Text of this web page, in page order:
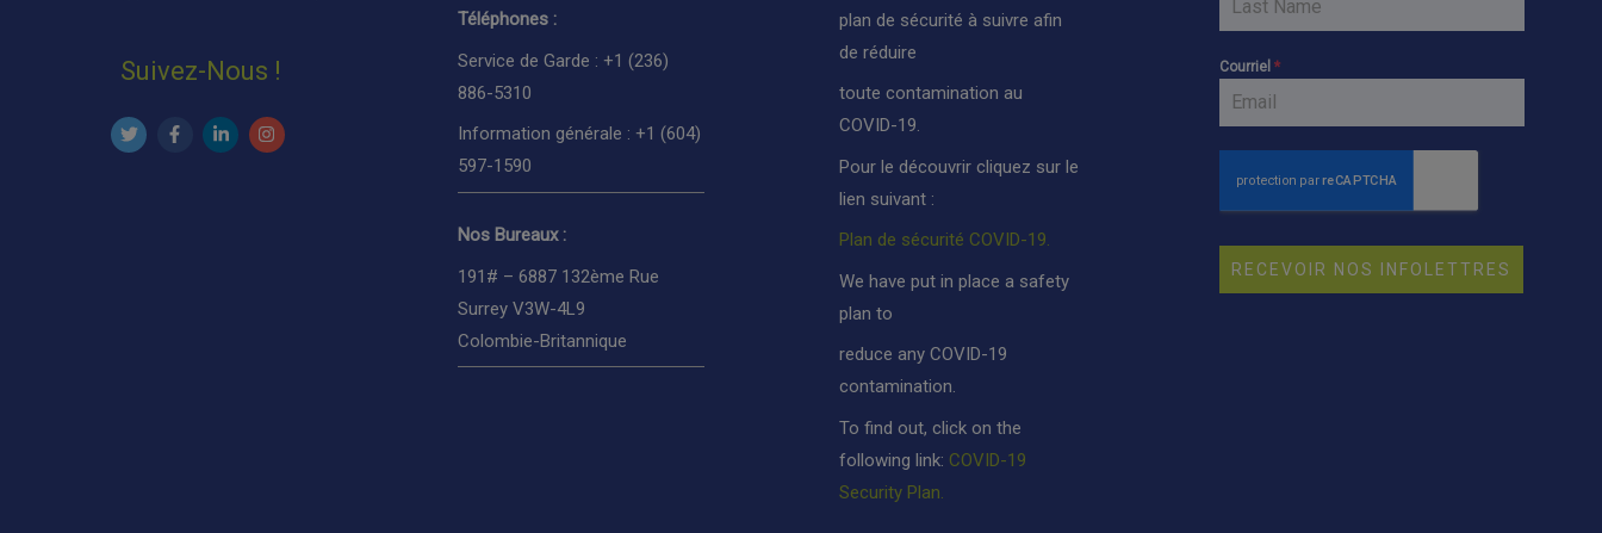
Suivez-Nous !
Téléphones :
Service de Garde : +1 (236)
886-5310
Information générale : +1 (604)
597-1590
Nos Bureaux :
191# – 6887 132ème Rue
Surrey V3W-4L9
Colombie-Britannique
plan de sécurité à suivre afin
de réduire
toute contamination au
COVID-19.
Pour le découvrir cliquez sur le
lien suivant :
Plan de sécurité COVID-19.
We have put in place a safety
plan to
reduce any COVID-19
contamination.
To find out, click on the
following link: COVID-19
Security Plan.
Courriel *
RECEVOIR NOS INFOLETTRES